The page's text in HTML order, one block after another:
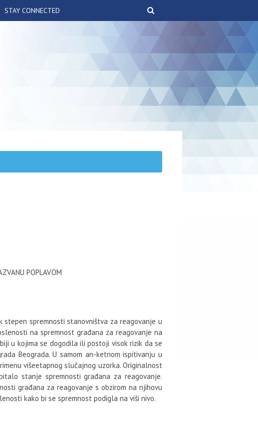
STAY CONNECTED
POPLAVOM
stepen spremnosti stanovništva za reagovanje u
na spremnost građana za reagovanje na
u kojima se dogodila ili postoji visok rizik da se
Beograda. U samom an-ketnom ispitivanju u
višeetapnog slučajnog uzorka. Originalnost
stanje spremnosti građana za reagovanje.
građana za reagovanje s obzirom na njihovu
kako bi se spremnost podigla na viši nivo.